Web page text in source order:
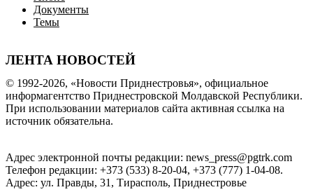
Документы
Темы
ЛЕНТА НОВОСТЕЙ
© 1992-2026, «Новости Приднестровья», официальное
информагентство Приднестровской Молдавской Республики.
При использовании материалов сайта активная ссылка на
источник обязательна.
Адрес электронной почты редакции: news_press@pgtrk.com
Телефон редакции: +373 (533) 8-20-04, +373 (777) 1-04-08.
Адрес: ул. Правды, 31, Тирасполь, Приднестровье